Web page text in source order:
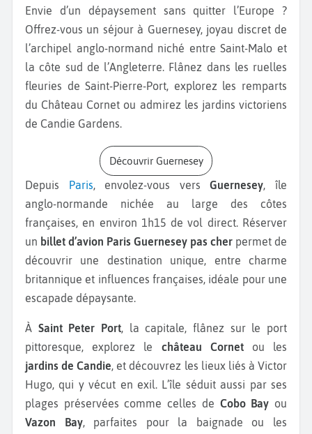
Envie d’un dépaysement sans quitter l’Europe ?
Offrez-vous un séjour à Guernesey, joyau discret de
l’archipel anglo-normand niché entre Saint-Malo et
la côte sud de l’Angleterre. Flânez dans les ruelles
fleuries de Saint-Pierre-Port, explorez les remparts
du Château Cornet ou admirez les jardins victoriens
de Candie Gardens.
Découvrir Guernesey
Depuis Paris, envolez-vous versGuernesey, île
anglo-normande nichée au large des côtes
françaises, en environ 1h15 de vol direct. Réserver
un billet d’avion Paris Guernesey pas cher permet de
découvrir une destination unique, entre charme
britannique et influences françaises, idéale pour une
escapade dépaysante.
Saint Peter Port, la capitale, flânez sur le port
pittoresque, explorez le château Cornet ou les
jardins de Candie, et découvrez les lieux liés à Victor
Hugo, qui y vécut en exil. L’île séduit aussi par ses
plages préservées comme celles de Cobo Bay ou
Vazon Bay, parfaites pour la baignade ou les